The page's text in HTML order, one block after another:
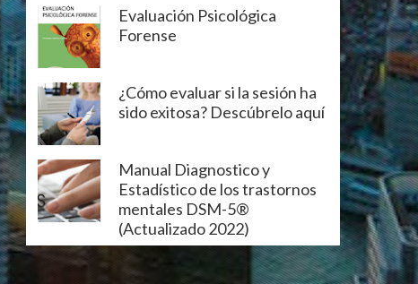
Evaluación Psicológica
Forense
¿Cómo evaluar si la sesión ha
sido exitosa? Descúbrelo aquí
Manual Diagnostico y
Estadístico de los trastornos
mentales DSM-5®
(Actualizado 2022)